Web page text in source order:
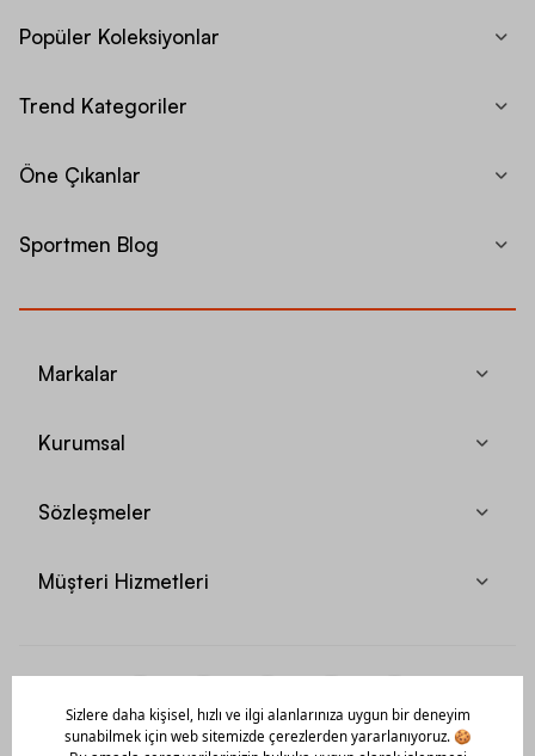
Popüler Koleksiyonlar
Trend Kategoriler
Öne Çıkanlar
Sportmen Blog
Markalar
Kurumsal
Sözleşmeler
Müşteri Hizmetleri